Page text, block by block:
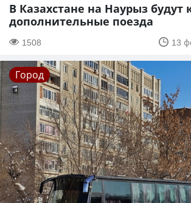
В Казахстане на Наурыз будут
дополнительные поезда
1508 13
Город